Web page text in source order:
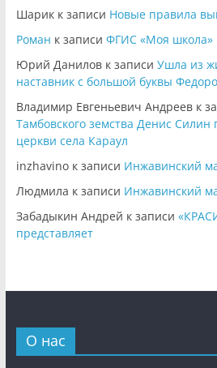
Шарикк записи Новые правила
Роман к записи ФГИС «Моя школа»
Юрий Даниловк записи Ушла из
наставник с большой буквы
Владимир Евгеньевич Андреевк
Тамбовского земства Денис
церкви села Караул
inzhavinoк записи Инжавинский
Людмила к записи Инжавинский
Забадыкин Андрей к записи
представляет
О нас